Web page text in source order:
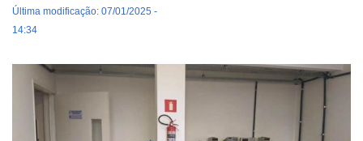
Última modificação: 07/01/2025 -
14:34